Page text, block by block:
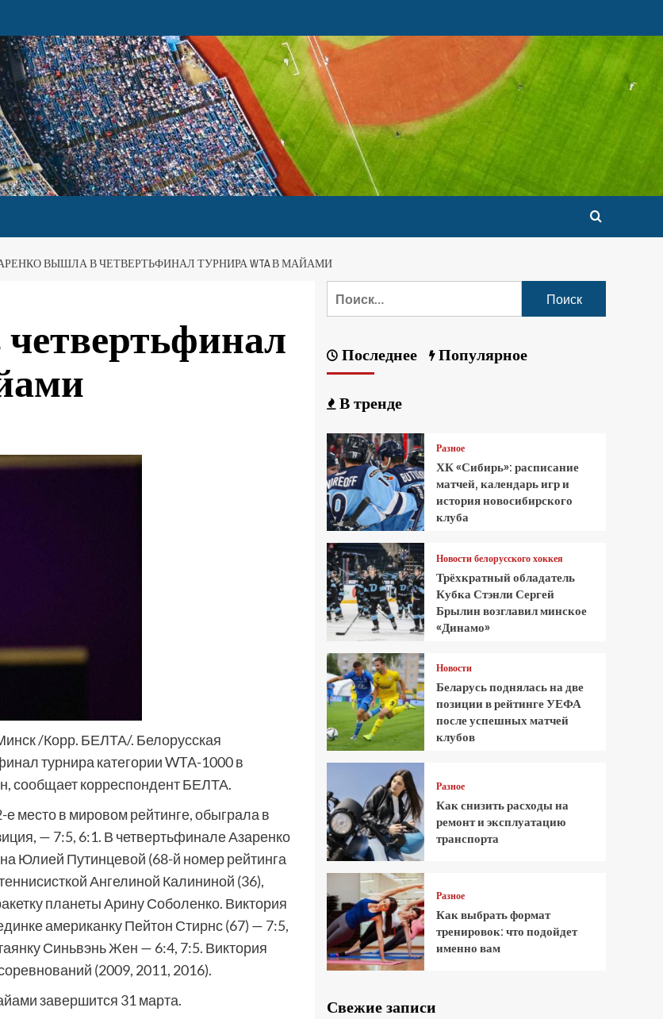
ВЫШЛА В ЧЕТВЕРТЬФИНАЛ ТУРНИРА WTA В МАЙАМИ
/Корр. БЕЛТА/. Белорусская
турнира категории WTA-1000 в
сообщает корреспондент БЕЛТА.
место в мировом рейтинге, обыграла в
— 7:5, 6:1. В четвертьфинале Азаренко
Юлией Путинцевой (68-й номер рейтинга
Ангелиной Калининой (36),
планеты Арину Соболенко. Виктория
американку Пейтон Стирнс (67) — 7:5,
Синьвэнь Жен — 6:4, 7:5. Виктория
(2009, 2011, 2016).
завершится 31 марта.
Последнее Популярное
В тренде
Разное
ХК «Сибирь»: расписание
матчей, календарь игр и
история новосибирского
клуба
Новости белорусского хоккея
Трёхкратный обладатель
Кубка Стэнли Сергей
Брылин возглавил минское
«Динамо»
Новости
Беларусь поднялась на две
позиции в рейтинге УЕФА
после успешных матчей
клубов
Разное
Как снизить расходы на
ремонт и эксплуатацию
транспорта
Разное
Как выбрать формат
тренировок: что подойдет
именно вам
Свежие записи